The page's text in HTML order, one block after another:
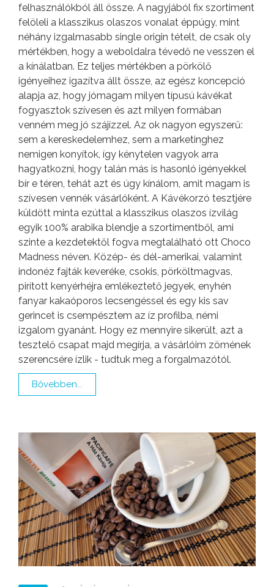
felhasználókból áll össze. A nagyjából fix szortiment
felöleli a klasszikus olaszos vonalat éppúgy, mint
néhány izgalmasabb single origin tételt, de csak oly
mértékben, hogy a weboldalra tévedő ne vesszen el
a kínálatban. Ez teljes mértékben a pörkölő
igényeihez igazítva állt össze, az egész koncepció
alapja az, hogy jómagam milyen típusú kávékat
fogyasztok szívesen és azt milyen formában
venném meg jó szájízzel. Az ok nagyon egyszerű:
sem a kereskedelemhez, sem a marketinghez
nemigen konyítok, így kénytelen vagyok arra
hagyatkozni, hogy talán más is hasonló igényekkel
bír e téren, tehát azt és úgy kínálom, amit magam is
szívesen vennék vásárlóként. A Kávékorzó tesztjére
küldött minta ezúttal a klasszikus olaszos ízvilág
egyik 100% arabika blendje a szortimentből, ami
szinte a kezdetektől fogva megtalálható ott Choco
Madness néven. Közép- és dél-amerikai, valamint
indonéz fajták keveréke, csokis, pörköltmagvas,
pirított kenyérhéjra emlékeztető jegyek, enyhén
fanyar kakaóporos lecsengéssel és egy kis sav
gerincet is csempésztem az íz profilba, némi
izgalom gyanánt. Hogy ez mennyire sikerült, azt a
tesztelő csapat majd megírja, a vásárlóim zömének
szerencsére ízlik - tudtuk meg a forgalmazótól.
Bővebben...